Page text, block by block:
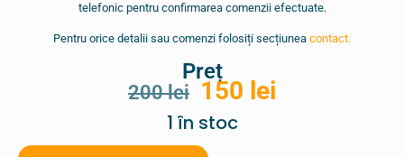
telefonic pentru confirmarea comenzii efectuate.
Pentru orice detalii sau comenzi folosiți secțiunea contact.
Preț
200lei 150 lei
1 în stoc